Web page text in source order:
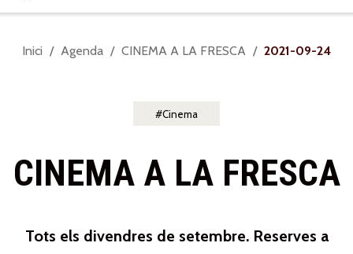
Sou
Inici Agenda CINEMA A LA FRESCA 2021-09-24
Cinema
CINEMA A LA FRESCA
Tots els divendres de setembre. Reserves a